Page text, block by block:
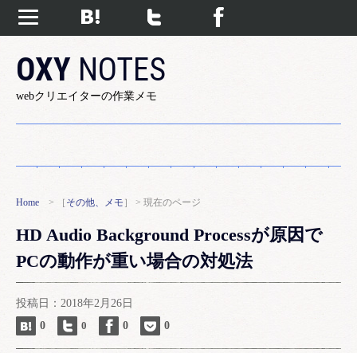
OXY NOTES
webクリエイターの作業メモ
Home > ［ その他、メモ ］ > 現在のページ
HD Audio Background Processが原因で
PCの動作が重い場合の対処法
投稿日：2018年2月26日
0
0 0 0